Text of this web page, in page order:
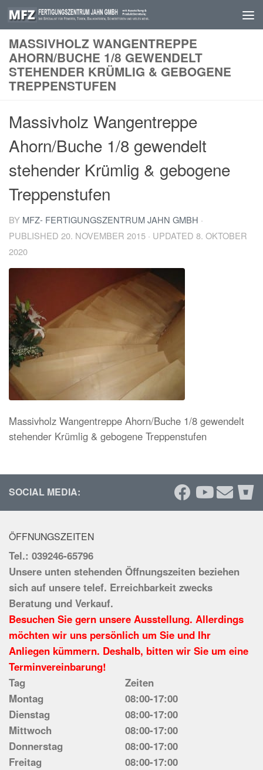
Skip to content
MASSIVHOLZ WANGENTREPPE
AHORN/BUCHE 1/8 GEWENDELT
STEHENDER KRÜMLIG & GEBOGENE
TREPPENSTUFEN
Massivholz Wangentreppe
Ahorn/Buche 1/8 gewendelt
stehender Krümlig & gebogene
Treppenstufen
BY MFZ- FERTIGUNGSZENTRUM JAHN GMBH ·
PUBLISHED 20. NOVEMBER 2015 · UPDATED 8. OKTOBER
2020
Massivholz Wangentreppe Ahorn/Buche 1/8 gewendelt
stehender Krümlig & gebogene Treppenstufen
SOCIAL MEDIA:
ÖFFNUNGSZEITEN
Tel.: 039246-65796
Unsere unten stehenden Öffnungszeiten beziehen
sich auf unsere telef. Erreichbarkeit zwecks
Beratung und Verkauf.
Besuchen Sie gern unsere Ausstellung. Allerdings
möchten wir uns persönlich um Sie und Ihr
Anliegen kümmern. Deshalb, bitten wir Sie um eine
Terminvereinbarung!
Tag
Zeiten
Montag
08:00-17:00
Dienstag
08:00-17:00
Mittwoch
08:00-17:00
Donnerstag
08:00-17:00
Freitag
08:00-17:00